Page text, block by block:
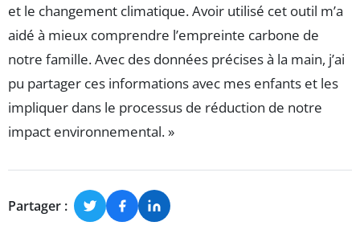
et le changement climatique. Avoir utilisé cet outil m’a
aidé à mieux comprendre l’empreinte carbone de
notre famille. Avec des données précises à la main, j’ai
pu partager ces informations avec mes enfants et les
impliquer dans le processus de réduction de notre
impact environnemental. »
Partager :